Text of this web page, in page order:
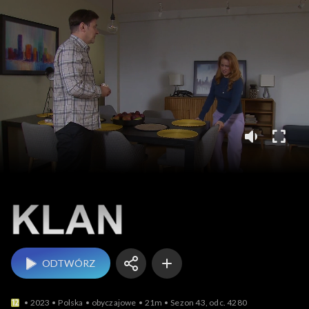
Klan
ODTWÓRZ
2023 Polska obyczajowe 21m Sezon 43, odc. 4280